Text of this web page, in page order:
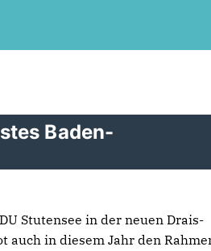
Baden-
Stutensee in der neuen Drais-
auch in diesem Jahr den